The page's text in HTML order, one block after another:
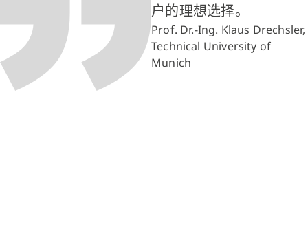
户的理想选择。
Prof. Dr.-Ing. Klaus Drechsler,
Technical University of
Munich